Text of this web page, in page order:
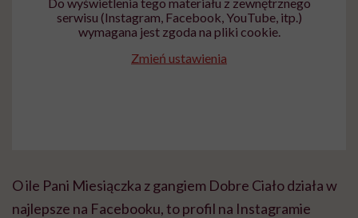
serwisu (Instagram, Facebook, YouTube, itp.)
wymagana jest zgoda na pliki cookie.
Zmień ustawienia
O ile Pani Miesiączka z gangiem Dobre Ciało działa w
najlepsze na Facebooku, to profil na Instagramie